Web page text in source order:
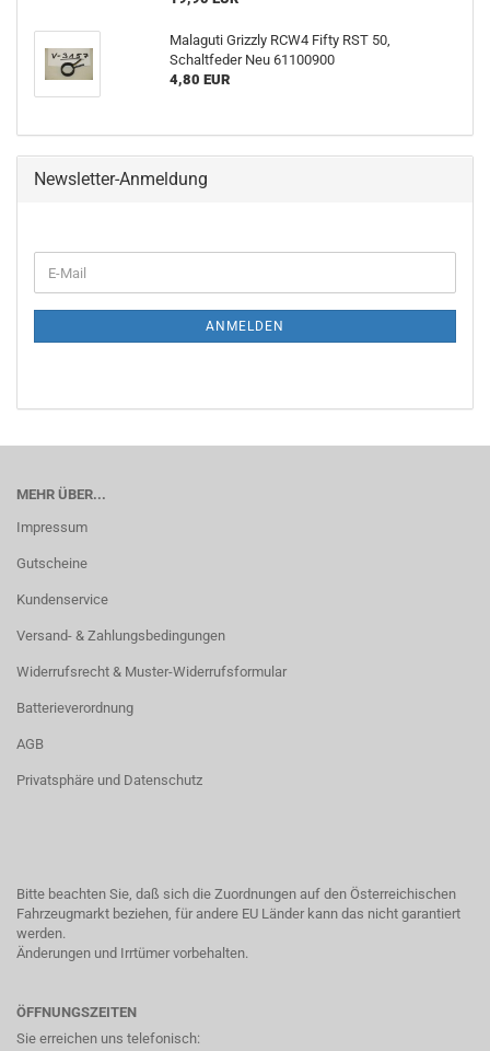
Malaguti Grizzly RCW4 Fifty RST 50,
Schaltfeder Neu 61100900
4,80 EUR
Newsletter-Anmeldung
E-
Mail
ANMELDEN
MEHR ÜBER...
Impressum
Gutscheine
Kundenservice
Versand- & Zahlungsbedingungen
Widerrufsrecht & Muster-Widerrufsformular
Batterieverordnung
AGB
Privatsphäre und Datenschutz
Bitte beachten Sie, daß sich die Zuordnungen auf den Österreichischen
Fahrzeugmarkt beziehen, für andere EU Länder kann das nicht garantiert
werden.
Änderungen und Irrtümer vorbehalten.
ÖFFNUNGSZEITEN
Sie erreichen uns telefonisch: